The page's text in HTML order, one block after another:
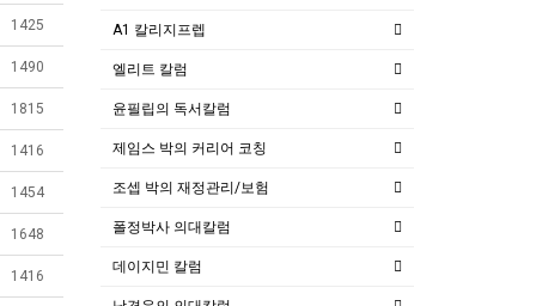
1425
1490
1815
1416
1454
1648
1416
A1 칼리지프렙
엘리트 칼럼
윤필립의 독서칼럼
제임스 박의 커리어 코칭
조셉 박의 재정관리/보험
폴정박사 의대칼럼
데이지민 칼럼